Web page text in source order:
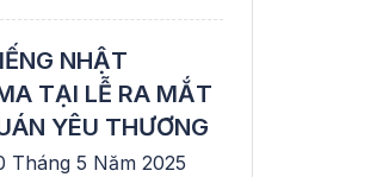
NHẬT
TẠI LỄ RA MẮT
YÊU THƯƠNG
Tháng 5 Năm 2025